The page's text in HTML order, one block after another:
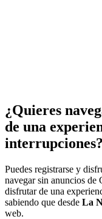
¿Quieres
de una
interrupciones?
Puedes registrarse y
navegar sin anuncios de
disfrutar de una
sabiendo que desde La
web.